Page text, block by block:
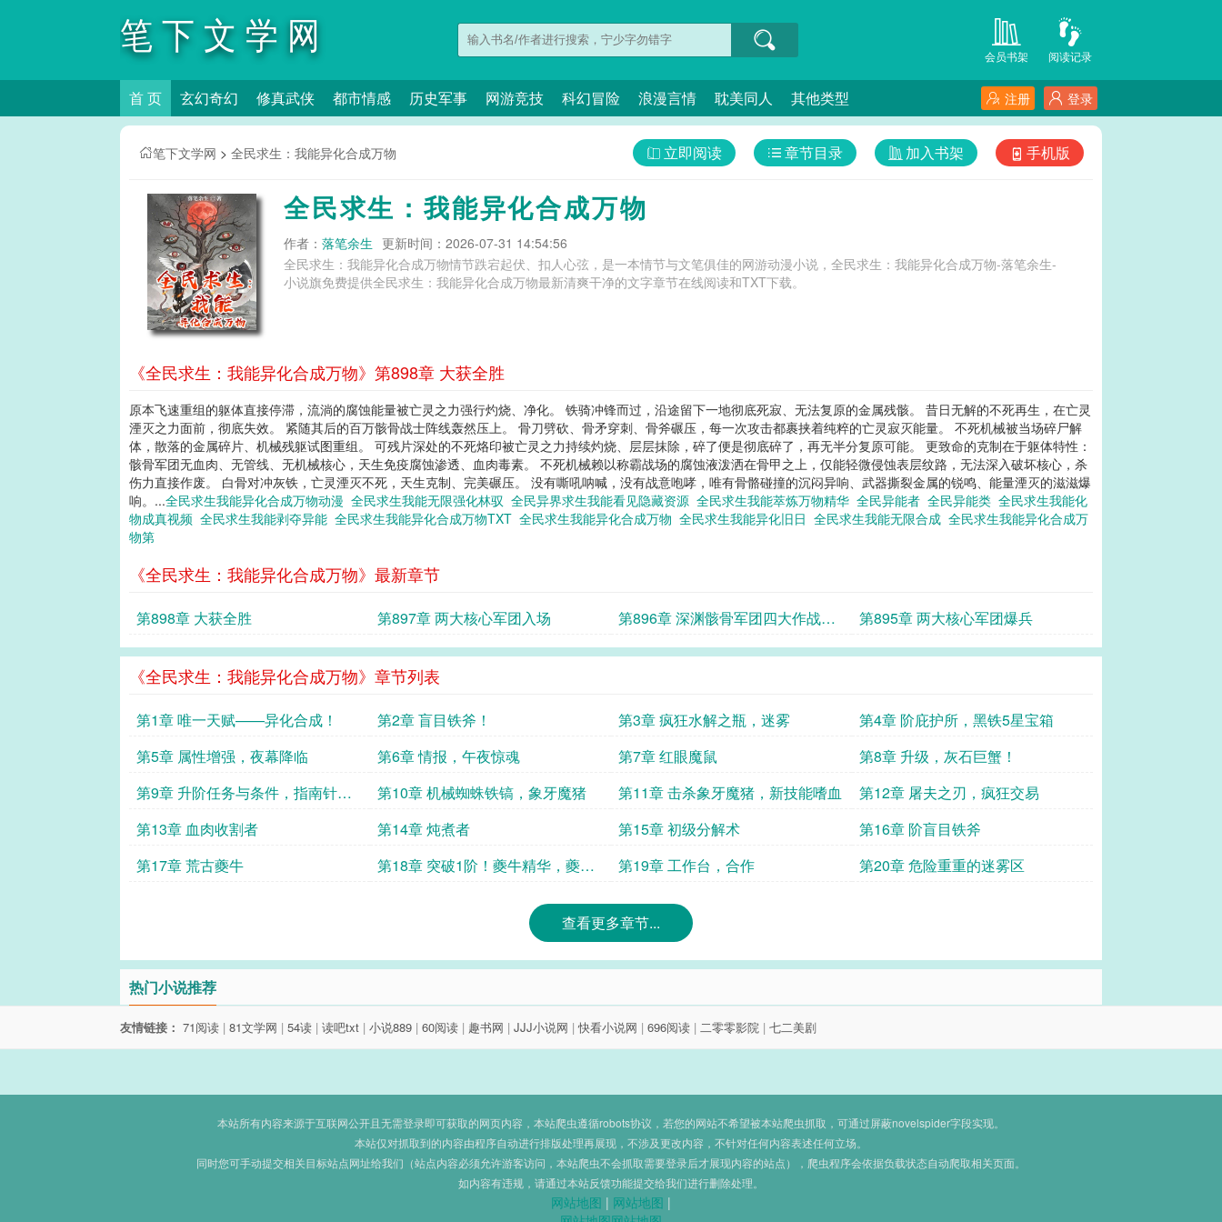
笔下文学网 阅读记录
会员书架
首 页 玄幻奇幻 修真武侠 都市情感 历史军事 网游竞技 科幻冒险 浪漫言情 耽美同人 其他类型 登录
注册
笔下文学网 > 全民求生：我能异化合成万物 手机版
加入书架
章节目录
立即阅读
全民求生：我能异化合成万物
作者： 落笔余生 更新时间：2026-07-31 14:54:56
全民求生：我能异化合成万物情节跌宕起伏、扣人心弦，是一本情节与文笔俱佳的网游动漫小说，全民求生：我能异化合成万物-落笔余生-
小说旗免费提供全民求生：我能异化合成万物最新清爽干净的文字章节在线阅读和TXT下载。
《全民求生：我能异化合成万物》第898章 大获全胜
原本飞速重组的躯体直接停滞，流淌的腐蚀能量被亡灵之力强行灼烧、净化。 铁骑冲锋而过，沿途留下一地彻底死寂、无法复原的金属残骸。 昔日无解的不死再生，在亡灵
湮灭之力面前，彻底失效。 紧随其后的百万骸骨战士阵线轰然压上。 骨刀劈砍、骨矛穿刺、骨斧碾压，每一次攻击都裹挟着纯粹的亡灵寂灭能量。 不死机械被当场碎尸解
体，散落的金属碎片、机械残躯试图重组。 可残片深处的不死烙印被亡灵之力持续灼烧、层层抹除，碎了便是彻底碎了，再无半分复原可能。 更致命的克制在于躯体特性：
骸骨军团无血肉、无管线、无机械核心，天生免疫腐蚀渗透、血肉毒素。 不死机械赖以称霸战场的腐蚀液泼洒在骨甲之上，仅能轻微侵蚀表层纹路，无法深入破坏核心，杀
伤力直接作废。 白骨对冲灰铁，亡灵湮灭不死，天生克制、完美碾压。 没有嘶吼呐喊，没有战意咆哮，唯有骨骼碰撞的沉闷异响、武器撕裂金属的锐鸣、能量湮灭的滋滋爆
响。...全民求生我能异化合成万物动漫 全民求生我能无限强化林驭 全民异界求生我能看见隐藏资源 全民求生我能萃炼万物精华 全民异能者 全民异能类 全民求生我能化
物成真视频 全民求生我能剥夺异能 全民求生我能异化合成万物TXT 全民求生我能异化合成万物 全民求生我能异化旧日 全民求生我能无限合成 全民求生我能异化合成万
物第
《全民求生：我能异化合成万物》最新章节
第898章 大获全胜 第897章 两大核心军团入场
第896章 深渊骸骨军团四大作战体
系
第895章 两大核心军团爆兵
《全民求生：我能异化合成万物》章节列表
第1章 唯一天赋——异化合成！ 第2章 盲目铁斧！ 第3章 疯狂水解之瓶，迷雾
第4章 阶庇护所，黑铁5星宝箱
第5章 属性增强，夜幕降临
第6章 情报，午夜惊魂 第7章 红眼魔鼠
第8章 升级，灰石巨蟹！
第9章 升阶任务与条件，指南针手
表
第10章 机械蜘蛛铁镐，象牙魔猪 第11章 击杀象牙魔猪，新技能嗜血
第12章 屠夫之刃，疯狂交易
第13章 血肉收割者
第14章 炖煮者 第15章 初级分解术
第16章 阶盲目铁斧
第17章 荒古夔牛
第18章 突破1阶！夔牛精华，夔牛
第19章 工作台，合作 第20章 危险重重的迷雾区
查看更多章节...
热门小说推荐
友情链接： 71阅读 | 81文学网 | 54读 | 读吧txt | 小说889 | 60阅读 | 趣书网 | JJJ小说网 |快看小说网 | 696阅读 | 二零零影院 | 七二美剧
本站所有内容来源于互联网公开且无需登录即可获取的网页内容，本站爬虫遵循robots协议，若您的网站不希望被本站爬虫抓取，可通过屏蔽novelspider字段实现。
本站仅对抓取到的内容由程序自动进行排版处理再展现，不涉及更改内容，不针对任何内容表述任何立场。
同时您可手动提交相关目标站点网址给我们（站点内容必须允许游客访问，本站爬虫不会抓取需要登录后才展现内容的站点），爬虫程序会依据负载状态自动爬取相关页面。
如内容有违规，请通过本站反馈功能提交给我们进行删除处理。
网站地图 | 网站地图 |